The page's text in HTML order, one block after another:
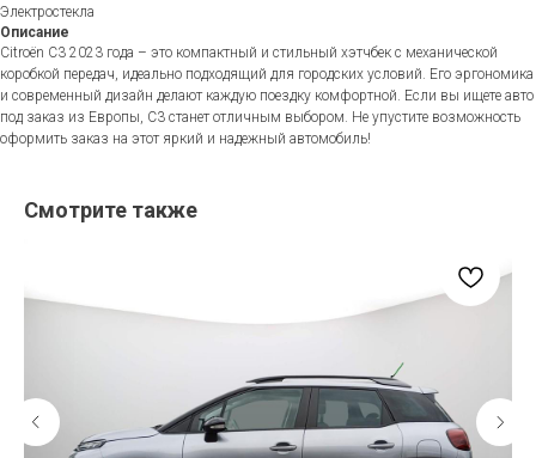
Электростекла
Описание
Citroën C3 2023 года – это компактный и стильный хэтчбек с механической
коробкой передач, идеально подходящий для городских условий. Его эргономика
и современный дизайн делают каждую поездку комфортной. Если вы ищете авто
под заказ из Европы, C3 станет отличным выбором. Не упустите возможность
оформить заказ на этот яркий и надежный автомобиль!
Смотрите также